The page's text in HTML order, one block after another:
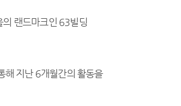
의 랜드마크인 63빌딩
해 지난 6개월간의 활동을